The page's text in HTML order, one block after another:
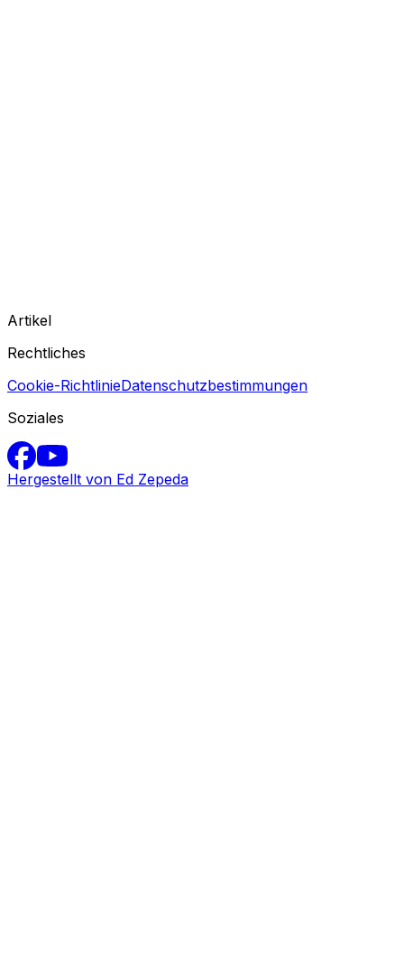
Artikel
Rechtliches
Cookie-RichtlinieDatenschutzbestimmungen
Soziales
Hergestellt von Ed Zepeda